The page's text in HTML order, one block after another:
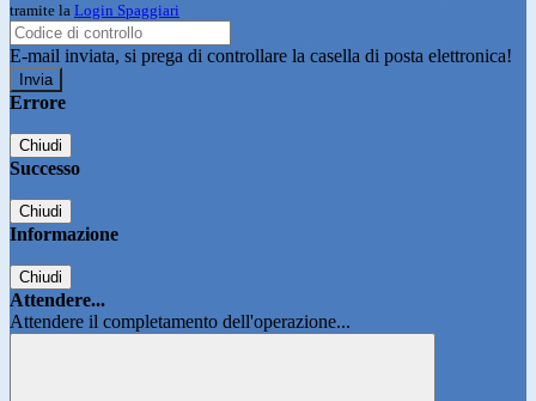
tramite la Login Spaggiari
E-mail inviata, si prega di controllare la casella di posta elettronica!
Errore
Chiudi
Successo
Chiudi
Informazione
Chiudi
Attendere...
Attendere il completamento dell'operazione...